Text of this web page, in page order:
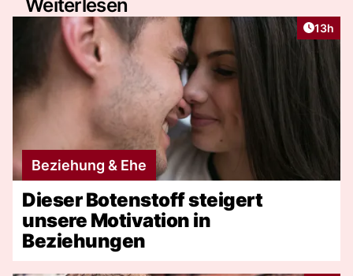
Weiterlesen
Artikel
13h
Beziehung & Ehe
Dieser Botenstoff steigert
unsere Motivation in
Beziehungen